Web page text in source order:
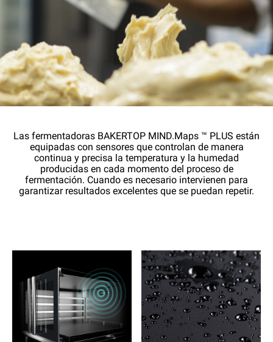
Las fermentadoras BAKERTOP MIND.Maps ™ PLUS están
equipadas con sensores que controlan de manera
continua y precisa la temperatura y la humedad
producidas en cada momento del proceso de
fermentación. Cuando es necesario intervienen para
garantizar resultados excelentes que se puedan repetir.